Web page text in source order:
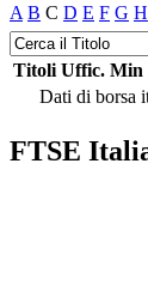
A B C D E F G H
Titoli Uffic. Min
Dati di borsa
FTSE